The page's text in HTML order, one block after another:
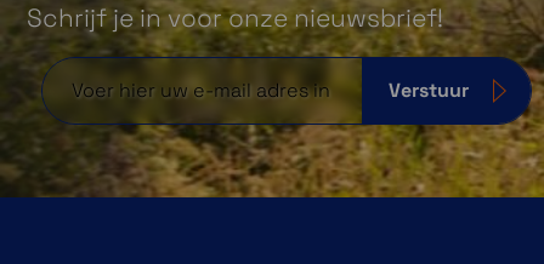
Schrijf je in voor onze nieuwsbrief!
Verstuur